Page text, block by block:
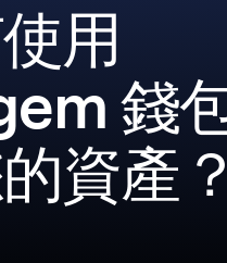
用
錢
資產